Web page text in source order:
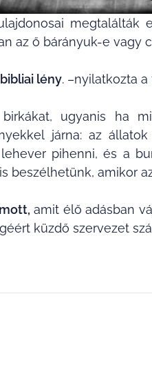
megtalálták
az ő bárányuk-e vagy
lény. –nyilatkozta
ugyanis ha
járna: az
pihenni, és a
beszélhetünk, amikor
amit élő adásban
küzdő szervezet